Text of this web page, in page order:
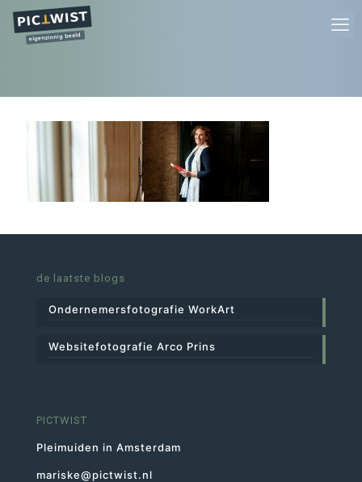
de laatste blogs
Ondernemersfotografie WorkArt
Websitefotografie Arco Prins
PICTWIST
Pleimuiden in Amsterdam
mariske@pictwist.nl